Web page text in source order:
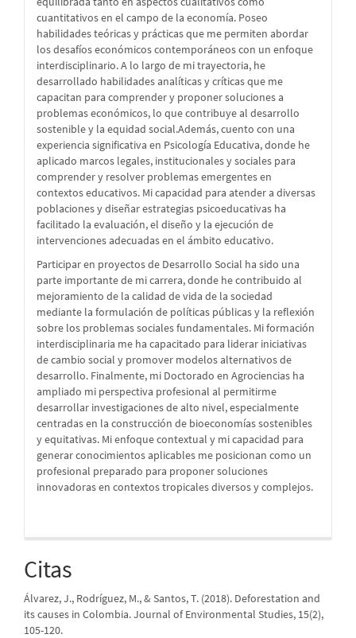
cuantitativos en el campo de la economía. Poseo
habilidades teóricas y prácticas que me permiten abordar
los desafíos económicos contemporáneos con un enfoque
interdisciplinario. A lo largo de mi trayectoria, he
desarrollado habilidades analíticas y críticas que me
capacitan para comprender y proponer soluciones a
problemas económicos, lo que contribuye al desarrollo
sostenible y la equidad social.Además, cuento con una
experiencia significativa en Psicología Educativa, donde he
aplicado marcos legales, institucionales y sociales para
comprender y resolver problemas emergentes en
contextos educativos. Mi capacidad para atender a diversas
poblaciones y diseñar estrategias psicoeducativas ha
facilitado la evaluación, el diseño y la ejecución de
intervenciones adecuadas en el ámbito educativo.
Participar en proyectos de Desarrollo Social ha sido una
parte importante de mi carrera, donde he contribuido al
mejoramiento de la calidad de vida de la sociedad
mediante la formulación de políticas públicas y la reflexión
sobre los problemas sociales fundamentales. Mi formación
interdisciplinaria me ha capacitado para liderar iniciativas
de cambio social y promover modelos alternativos de
desarrollo. Finalmente, mi Doctorado en Agrociencias ha
ampliado mi perspectiva profesional al permitirme
desarrollar investigaciones de alto nivel, especialmente
centradas en la construcción de bioeconomías sostenibles
y equitativas. Mi enfoque contextual y mi capacidad para
generar conocimientos aplicables me posicionan como un
profesional preparado para proponer soluciones
innovadoras en contextos tropicales diversos y complejos.
Citas
Álvarez, J., Rodríguez, M., & Santos, T. (2018). Deforestation and
its causes in Colombia. Journal of Environmental Studies, 15(2),
105-120.